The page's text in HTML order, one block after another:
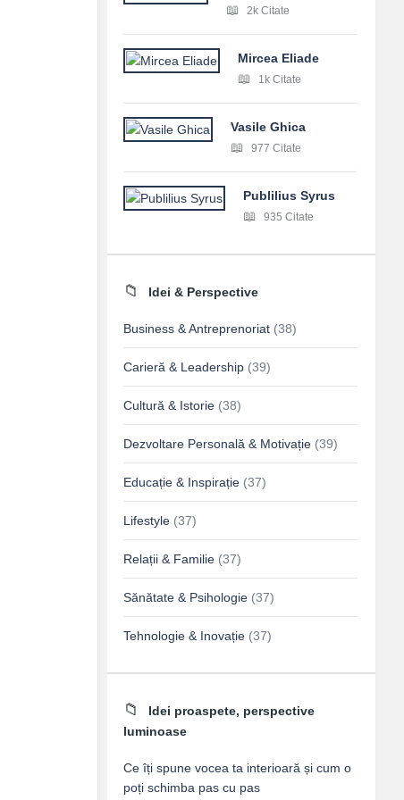
2k Citate
Mircea Eliade
1k Citate
Vasile Ghica
977 Citate
Publilius Syrus
935 Citate
Idei & Perspective
Business & Antreprenoriat (38)
Carieră & Leadership (39)
Cultură & Istorie (38)
Dezvoltare Personală & Motivație (39)
Educație & Inspirație (37)
Lifestyle (37)
Relații & Familie (37)
Sănătate & Psihologie (37)
Tehnologie & Inovație (37)
Idei proaspete, perspective
luminoase
Ce îți spune vocea ta interioară și cum o
poți schimba pas cu pas